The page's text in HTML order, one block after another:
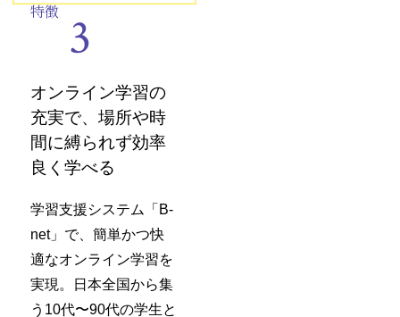
特徴 3
オンライン学習の
充実で、場所や時
間に縛られず効率
良く学べる
学習支援システム「B-
net」で、簡単かつ快
適なオンライン学習を
実現。日本全国から集
う10代〜90代の学生と